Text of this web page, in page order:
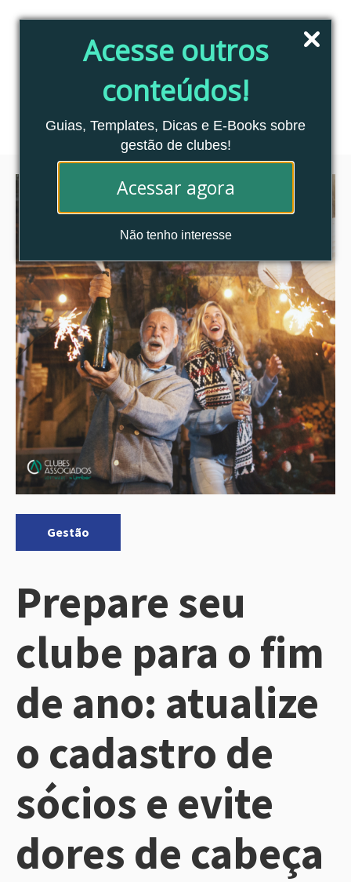
Acesse outros
conteúdos!
Guias, Templates, Dicas e E-Books sobre
gestão de clubes!
Acessar agora
Não tenho interesse
Blog Clubes Associados
Gestão
Prepare seu
clube para o fim
de ano: atualize
o cadastro de
sócios e evite
dores de cabeça